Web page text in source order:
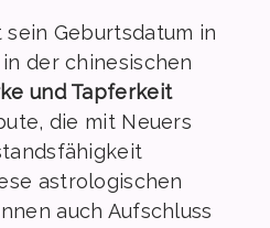
Geburtsdatum in
in der chinesischen
und Tapferkeit
die mit Neuers
astrologischen
auch Aufschluss